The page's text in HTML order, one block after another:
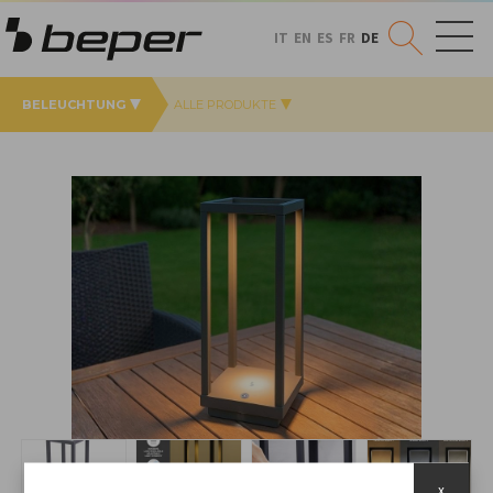
IT EN ES FR DE
BELEUCHTUNG ALLE PRODUKTE
x